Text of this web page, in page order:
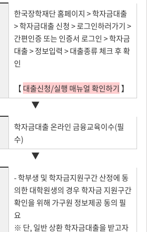
한국장학재단 홈페이지 > 학자금대출
> 학자금대출 신청 > 로그인하러가기 >
간편인증 또는 인증서 로그인 > 학자금
대출 > 정보입력 > 대출종류 체크 후 확
인
【대출신청/실행 매뉴얼 확인하기 】
▼
학자금대출 온라인 금융교육이수(필
수)
▼
- 학부생 및 학자금지원구간 산정에 동
의한 대학원생의 경우 학자금 지원구간
확인을 위해 가구원 정보제공 동의 필
요
※ 단, 일반 상환 학자금대출을 받고자